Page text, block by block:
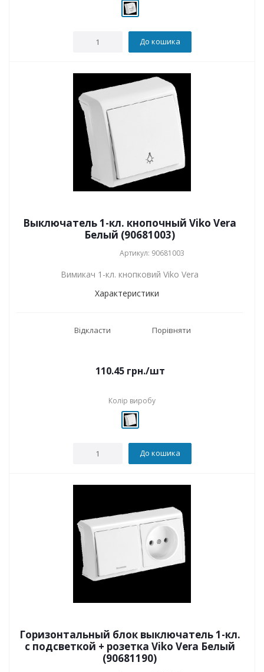
До кошика
Выключатель 1-кл. кнопочный Viko Vera
Белый (90681003)
Артикул: 90681003
Вимикач 1-кл. кнопковий Viko Vera
Характеристики
Відкласти Порівняти
110.45грн./шт
Колір виробу
До кошика
Горизонтальный блок выключатель 1-кл.
с подсветкой + розетка Viko Vera Белый
(90681190)